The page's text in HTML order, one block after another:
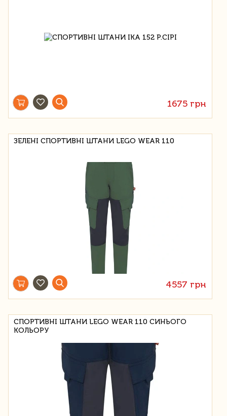
1675 грн
ЗЕЛЕНІ СПОРТИВНІ ШТАНИ LEGO WEAR 110
4557 грн
СПОРТИВНІ ШТАНИ LEGO WEAR 110 СИНЬОГО
КОЛЬОРУ